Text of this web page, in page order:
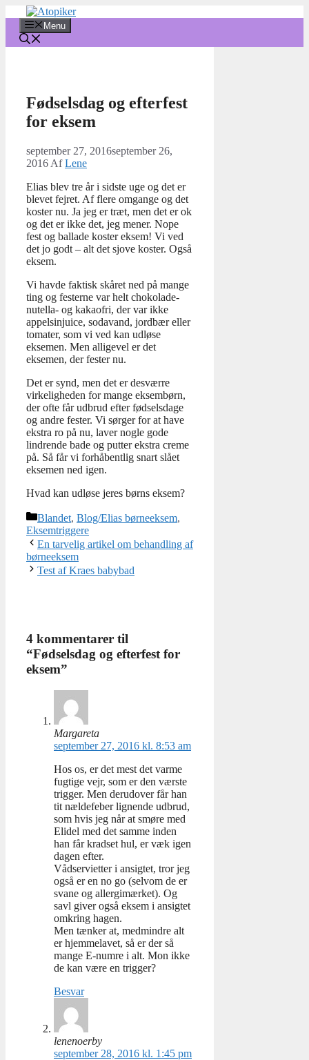
indhold
Menu
Fødselsdag og efterfest
for eksem
september 27, 2016september 26,
2016 AfLene
Elias blev tre år i sidste uge og det er
blevet fejret. Af flere omgange og det
koster nu. Ja jeg er træt, men det er ok
og det er ikke det, jeg mener. Nope
fest og ballade koster eksem! Vi ved
det jo godt – alt det sjove koster. Også
eksem.
Vi havde faktisk skåret ned på mange
ting og festerne var helt chokolade-
nutella- og kakaofri, der var ikke
appelsinjuice, sodavand, jordbær eller
tomater, som vi ved kan udløse
eksemen. Men alligevel er det
eksemen, der fester nu.
Det er synd, men det er desværre
virkeligheden for mange eksembørn,
der ofte får udbrud efter fødselsdage
og andre fester. Vi sørger for at have
ekstra ro på nu, laver nogle gode
lindrende bade og putter ekstra creme
på. Så får vi forhåbentlig snart slået
eksemen ned igen.
Hvad kan udløse jeres børns eksem?
Kategorier
Blandet, Blog/Elias børneeksem,
Eksemtriggere
En tarvelig artikel om behandling af
børneeksem
Test af Kraes babybad
4 kommentarer til
“Fødselsdag og efterfest for
eksem”
Margareta
september 27, 2016 kl. 8:53 am
Hos os, er det mest det varme
fugtige vejr, som er den værste
trigger. Men derudover får han
tit nældefeber lignende udbrud,
som hvis jeg når at smøre med
Elidel med det samme inden
han får kradset hul, er væk igen
dagen efter.
Vådservietter i ansigtet, tror jeg
også er en no go (selvom de er
svane og allergimærket). Og
savl giver også eksem i ansigtet
omkring hagen.
Men tænker at, medmindre alt
er hjemmelavet, så er der så
mange E-numre i alt. Mon ikke
de kan være en trigger?
Besvar
lenenoerby
september 28, 2016 kl. 1:45 pm